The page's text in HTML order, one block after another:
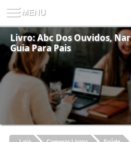
Livro: Abc Dos Ouvidos,
Guia Para Pais